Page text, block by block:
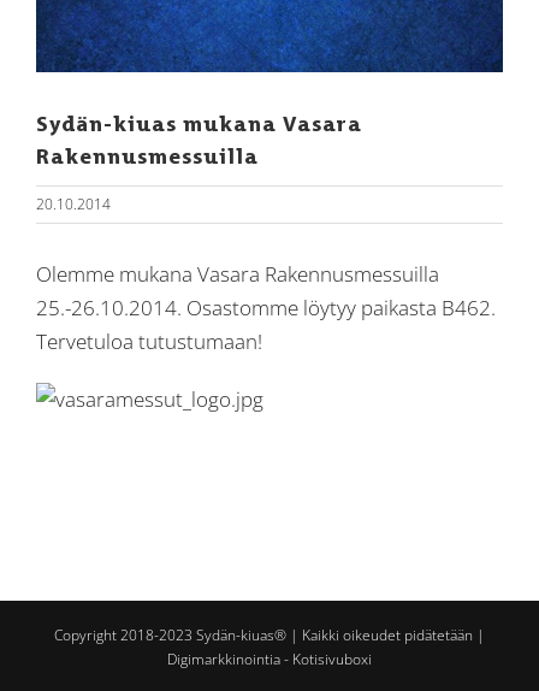
Sydän-kiuas mukana Vasara
Rakennusmessuilla
20.10.2014
Olemme mukana Vasara Rakennusmessuilla
25.-26.10.2014. Osastomme löytyy paikasta B462.
Tervetuloa tutustumaan!
Copyright 2018-2023 Sydän-kiuas® | Kaikki oikeudet pidätetään |
Digimarkkinointia - Kotisivuboxi